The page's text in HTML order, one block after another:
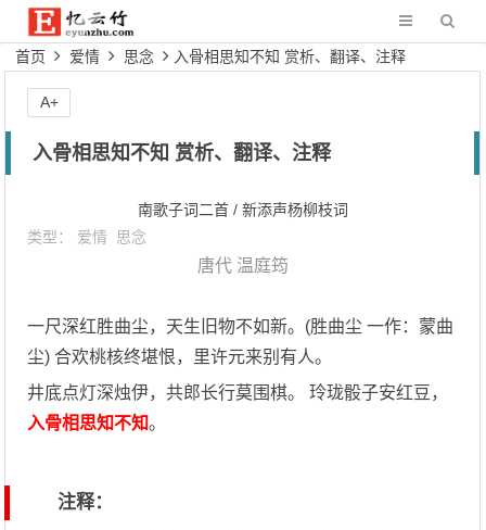
首页 爱情 思念 入骨相思知不知 赏析、翻译、注释
入骨相思知不知 赏析、翻译、注释
南歌子词二首 / 新添声杨柳枝词
类型： 爱情 思念
唐代 温庭筠
一尺深红胜曲尘，天生旧物不如新。(胜曲尘 一作：蒙曲
尘) 合欢桃核终堪恨，里许元来别有人。
井底点灯深烛伊，共郎长行莫围棋。 玲珑骰子安红豆，
入骨相思知不知。
注释：
A+